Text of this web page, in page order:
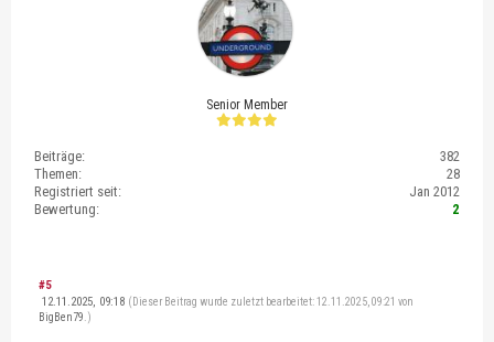
Senior Member
Beiträge:
382
Themen:
28
Registriert seit:
Jan 2012
Bewertung:
2
#5
12.11.2025, 09:18 (Dieser Beitrag wurde zuletzt bearbeitet: 12.11.2025, 09:21 von
BigBen79 .)